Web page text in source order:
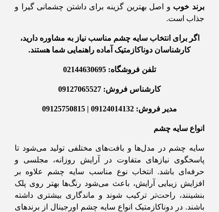
برند خوب و اصل بهترین گزینه برای داشتن چشمانی گیرا و
جذاب است.
اگر برای انتخاب سایه چشم مناسب نیاز به مشاوره دارید،
کارشناسان دوناکازمتیک آماده راهنمایی شما هستند.
تلفن فروشگاه: 02144630695
کارشناس فروش: 09127065527
مدیر فروش: 09124014132 | 09125750815
انواع سایه چشم
سایه چشم در مدل‌ها و بافت‌های مختلفی تولید می‌شود تا
پاسخگوی نیازهای متفاوت در آرایش روزانه، مجلسی و
حرفه‌ای باشد. انتخاب نوع مناسب سایه چشم علاوه بر
افزایش زیبایی آرایش، باعث می‌شود رنگ‌ها بهتر روی پلک
بنشینند، راحت‌تر ترکیب شوند و ماندگاری بیشتری داشته
باشند. در دوناکازمتیک انواع سایه چشم اورجینال از برندهای